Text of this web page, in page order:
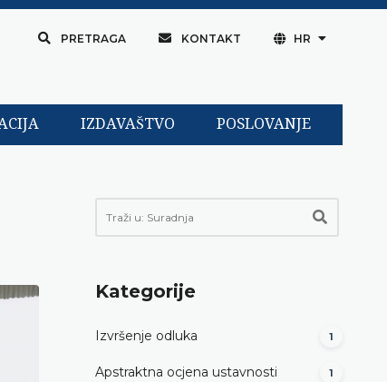
PRETRAGA KONTAKT HR
IZDAVAŠTVO POSLOVANJE
Kategorije
Izvršenje odluka 1
Apstraktna ocjena ustavnosti 1